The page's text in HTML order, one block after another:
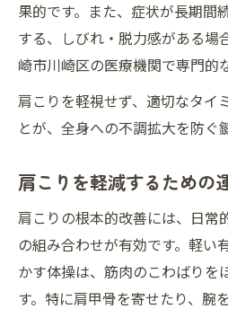
果的です。また、症状が長期間
する、しびれ・脱力感がある場
崎市川崎区の医療機関で専門的
肩こりを軽視せず、適切なタイ
とが、全身への不調拡大を防ぐ
肩こりを軽減するための
肩こりの根本的改善には、日常
の組み合わせが有効です。軽い
かす体操は、筋肉のこわばりを
す。特に肩甲骨を寄せたり、腕